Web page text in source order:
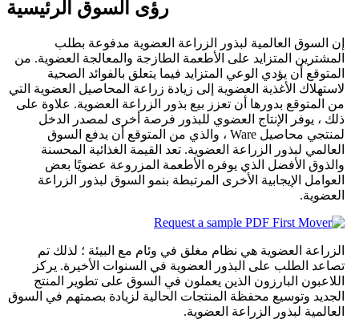
رؤى السوق الرئيسية
إن السوق العالمية لبذور الزراعة العضوية مدفوعة بطلب
المشترين المتزايد على الأطعمة الطازجة والمعالجة العضوية. من
المتوقع أن يؤدي الوعي المتزايد فيما يتعلق بالفوائد الصحية
لاستهلاك الأغذية العضوية إلى زيادة زراعة المحاصيل العضوية التي
من المتوقع بدورها أن تعزز بيع بذور الزراعة العضوية. علاوة على
ذلك ، يوفر الإنتاج العضوي للبذور فرصة أخرى لمصدر الدخل
لمنتجي محاصيل Ware ، والذي من المتوقع أن يدفع السوق
العالمي لبذور الزراعة العضوية. تعد القيمة الغذائية المحسنة
والذوق الأفضل الذي يوفره الأطعمة المزروعة عضويًا بعض
العوامل الإيجابية الأخرى المرتبطة بنمو السوق لبذور الزراعة
العضوية.
الزراعة العضوية هي نظام مغلق في وئام مع البيئة ؛ لذلك تم
تصاعد الطلب على البذور العضوية في السنوات الأخيرة. يركز
اللاعبون البارزون الذين يعملون في السوق على تطوير المنتج
الجديد وتوسيع محفظة المنتجات الحالية لزيادة بصمتهم في السوق
العالمية لبذور الزراعة العضوية.